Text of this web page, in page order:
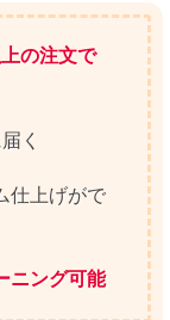
の注文で
く
仕上げがで
ニング可能